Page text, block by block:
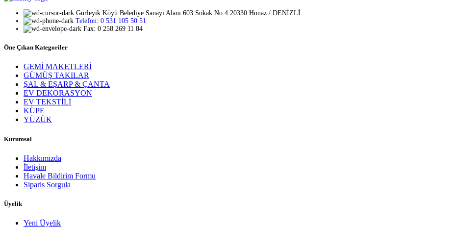
Gürleyik Köyü Belediye Sanayi Alanı 603 Sokak No:4 20330 Honaz / DENİZLİ
Telefon: 0 531 105 50 51
Fax: 0 258 269 11 84
Öne Çıkan Kategoriler
GEMİ MAKETLERİ
GÜMÜŞ TAKILAR
ŞAL & EŞARP & ÇANTA
EV DEKORASYON
EV TEKSTİLİ
KÜPE
YÜZÜK
Kurumsal
Hakkımızda
İletişim
Havale Bildirim Formu
Siparis Sorgula
Üyelik
Yeni Üyelik